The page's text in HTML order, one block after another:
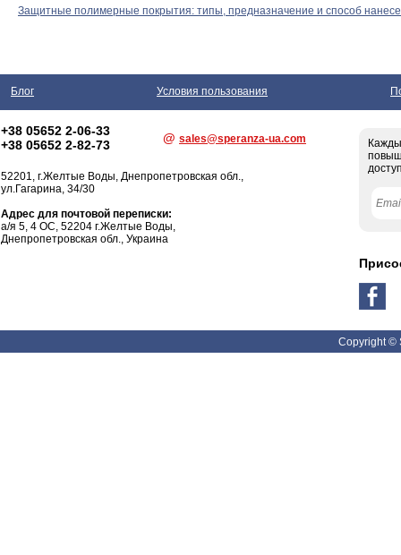
Защитные полимерные покрытия: типы, предназначение и способ
Блог Условия пользования
+38 05652 2-06-33
+38 05652 2-82-73
@ sales@speranza-ua.com
52201, г.Желтые Воды, Днепропетровская обл.,
ул.Гагарина, 34/30
Адрес для почтовой переписки:
а/я 5, 4 ОС, 52204 г.Желтые Воды,
Днепропетровская обл., Украина
Copyright ©